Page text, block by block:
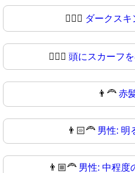
🧔🏿‍♀️ ダークス
🧔🏿‍♀ 頭にスカーフ
👨‍🦰 赤
👨🏻‍🦰 男性: 明
👨🏼‍🦰 男性: 中程度